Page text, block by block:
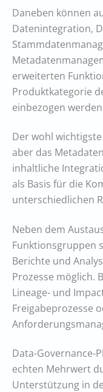
Daneben können
Datenintegration,
erweiterten
Produktkategorie
einbezogen
Der wohl
aber das
inhaltliche
als Basis für die
unterschiedlichen
Neben dem
Funktionsgruppen
Berichte und
Prozesse möglich.
Lineage- und
Freigabeprozesse
Data-Governance-
echten Mehrwert
Unterstützung in